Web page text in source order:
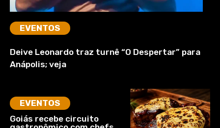
EVENTOS
Deive Leonardo traz turnê “O Despertar” para
Anápolis; veja
EVENTOS
Goiás recebe circuito